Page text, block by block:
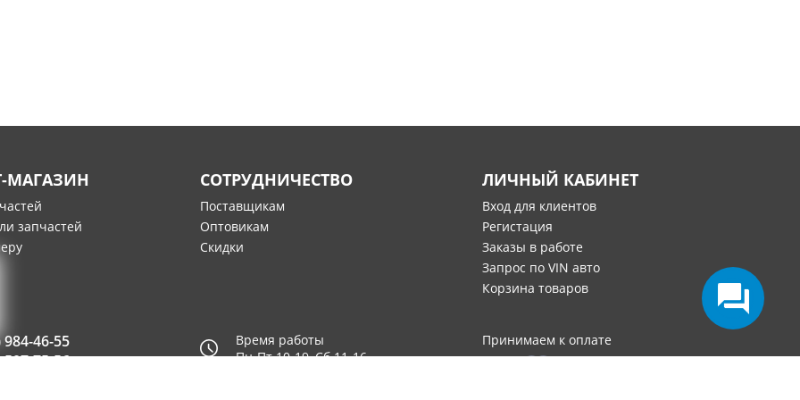
МАГАЗИН
запчастей
СОТРУДНИЧЕСТВО
Поставщикам
Оптовикам
Скидки
ЛИЧНЫЙ КАБИНЕТ
Вход для клиентов
Регистация
Заказы в работе
Запрос по VIN авто
Корзина товаров
984-46-55
507-75-56
Время работы
Пн-Пт 10-19, Сб 11-16
Принимаем к оплате